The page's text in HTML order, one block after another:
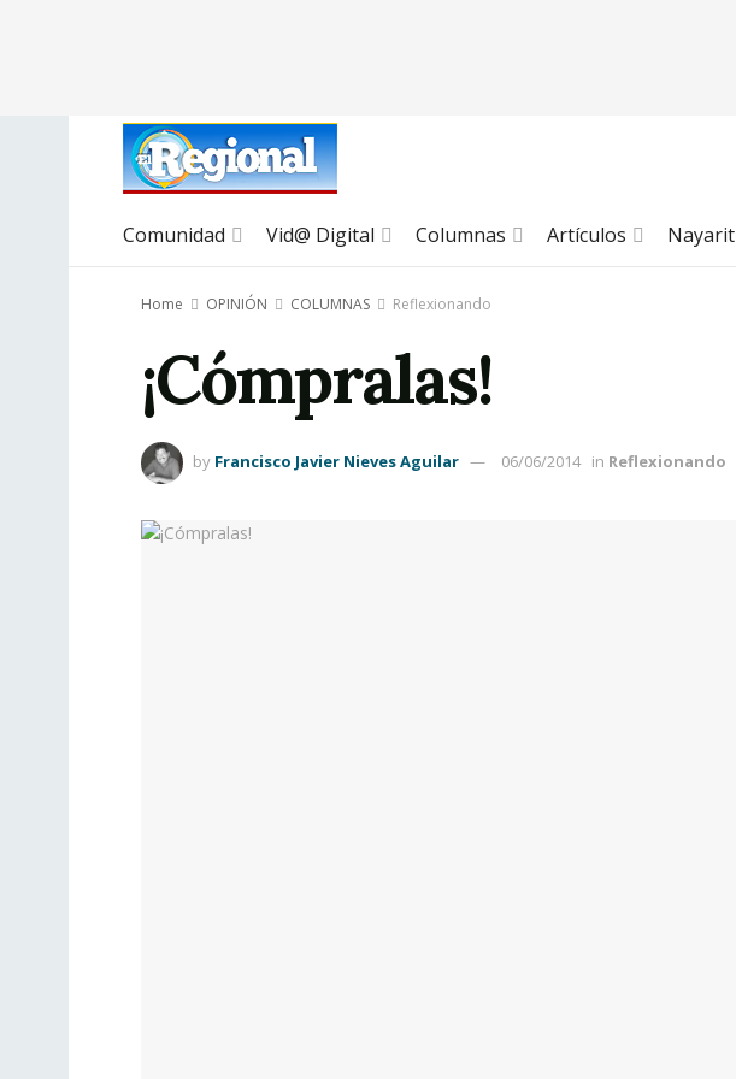
Comunidad Vid@ Digital Columnas Artículos Nayarit
Home OPINIÓN COLUMNAS Reflexionando
¡Cómpralas!
by Francisco Javier Nieves Aguilar 06/06/2014 in Reflexionando